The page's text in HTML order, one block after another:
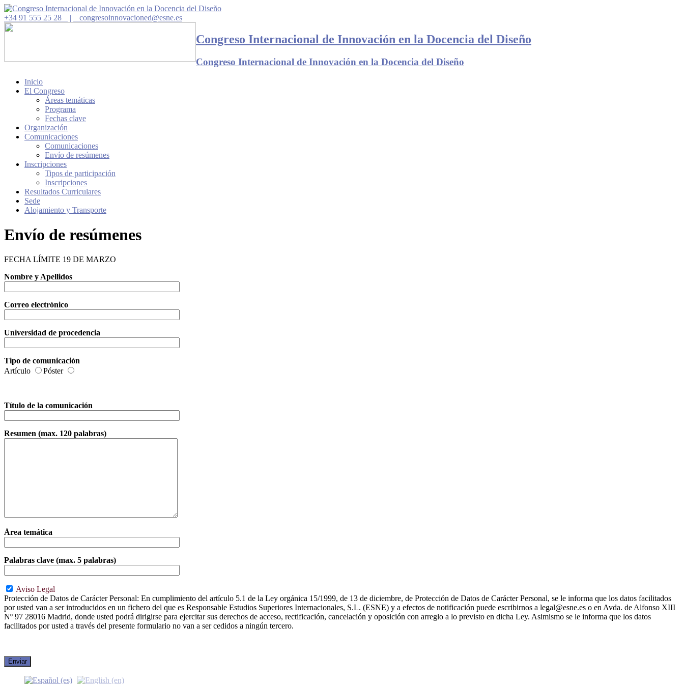
+34 91 555 25 28 | congresoinnovacioned@esne.es
Congreso Internacional de Innovación en la Docencia del Diseño
Congreso Internacional de Innovación en la Docencia del Diseño
Inicio
El Congreso
Áreas temáticas
Programa
Fechas clave
Organización
Comunicaciones
Comunicaciones
Envío de resúmenes
Inscripciones
Tipos de participación
Inscripciones
Resultados Curriculares
Sede
Alojamiento y Transporte
Envío de resúmenes
FECHA LÍMITE 19 DE MARZO
Nombre y Apellidos
Correo electrónico
Universidad de procedencia
Tipo de comunicación
Artículo
Póster
Título de la comunicación
Resumen (max. 120 palabras)
Área temática
Palabras clave (max. 5 palabras)
Aviso Legal
Protección de Datos de Carácter Personal: En cumplimiento del artículo 5.1 de la Ley orgánica 15/1999, de 13 de diciembre, de Protección de Datos de Carácter Personal, se le informa que los datos facilitados
por usted van a ser introducidos en un fichero del que es Responsable Estudios Superiores Internacionales, S.L. (ESNE) y a efectos de notificación puede escribirnos a legal@esne.es o en Avda. de Alfonso XIII
Nº 97 28016 Madrid, donde usted podrá dirigirse para ejercitar sus derechos de acceso, rectificación, cancelación y oposición con arreglo a lo previsto en dicha Ley. Asimismo se le informa que los datos
facilitados por usted a través del presente formulario no van a ser cedidos a ningún tercero.